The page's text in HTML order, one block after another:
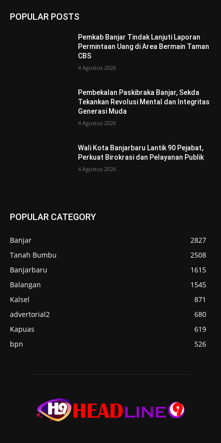
POPULAR POSTS
Pemkab Banjar Tindak Lanjuti Laporan
Permintaan Uang di Area Bermain Taman
CBS
4 Agustus 2026
Pembekalan Paskibraka Banjar, Sekda
Tekankan Revolusi Mental dan Integritas
Generasi Muda
4 Agustus 2026
Wali Kota Banjarbaru Lantik 90 Pejabat,
Perkuat Birokrasi dan Pelayanan Publik
4 Agustus 2026
POPULAR CATEGORY
Banjar
2827
Tanah Bumbu
2508
Banjarbaru
1615
Balangan
1545
Kalsel
871
advertorial2
680
Kapuas
619
bpn
526